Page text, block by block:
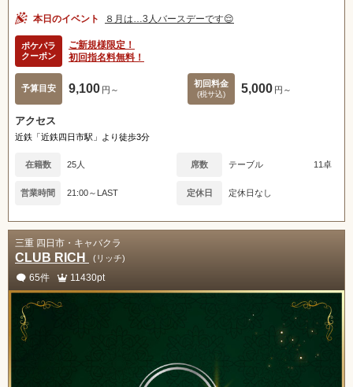
本日のイベント ８月は…3人バースデーです😌
ポケパラ
クーポン
ご新規様限定！
初回指名料無料！
予算目安 9,100 円～
初回料金
(税サ込) 5,000 円～
アクセス
近鉄「近鉄四日市駅」より徒歩3分
在籍数 25人 席数 テーブル 11卓
営業時間 21:00～LAST 定休日 定休日なし
三重 四日市・キャバクラ
CLUB RICH (リッチ)
65件 11430pt